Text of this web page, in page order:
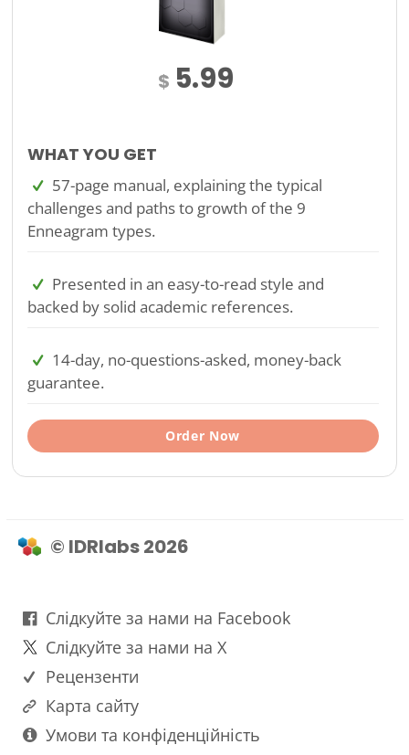
$ 5.99
WHAT YOU GET
57-page manual, explaining the typical
challenges and paths to growth of the 9
Enneagram types.
Presented in an easy-to-read style and
backed by solid academic references.
14-day, no-questions-asked, money-back
guarantee.
Order Now
© IDRlabs 2026
Слідкуйте за нами на Facebook
Слідкуйте за нами на X
Рецензенти
Карта сайту
Умови та конфіденційність